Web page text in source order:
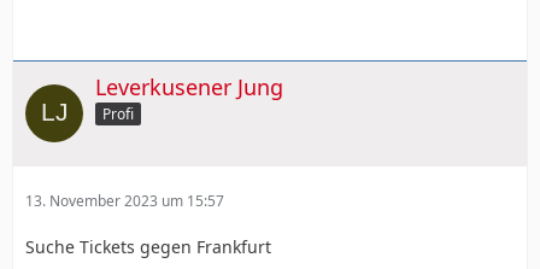
Leverkusener Jung
Profi
13. November 2023 um 15:57
Suche Tickets gegen Frankfurt